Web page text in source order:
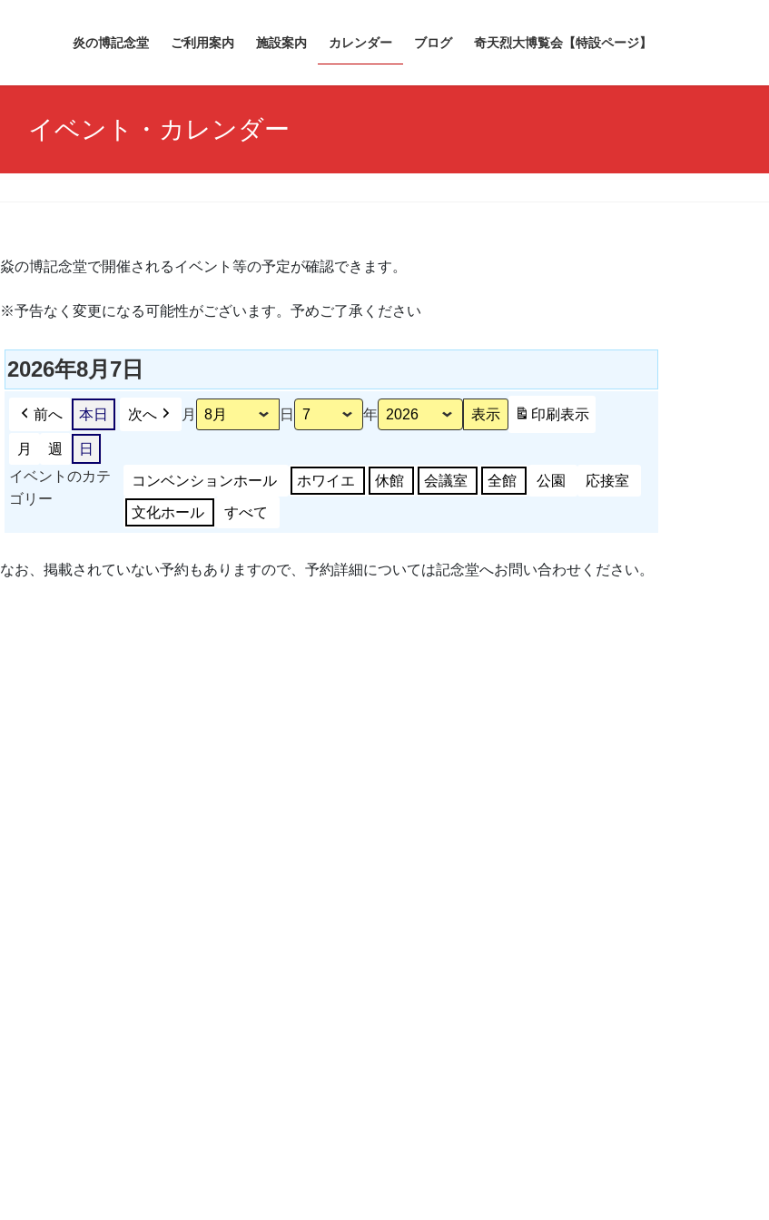
炎の博記念堂 ご利用案内 施設案内 カレンダー ブログ 奇天烈大博覧会【特設ページ】
イベント・カレンダー
焱の博記念堂で開催されるイベント等の予定が確認できます。
※予告なく変更になる可能性がございます。予めご了承ください
2026年8月7日
前へ 本日 次へ 月 日 年 印刷表示
月 週
日
イベントのカテ
ゴリー
コンベンションホール ホワイエ 休館 会議室 全館 公園 応接室
文化ホール すべて
なお、掲載されていない予約もありますので、予約詳細については記念堂へお問い合わせください。